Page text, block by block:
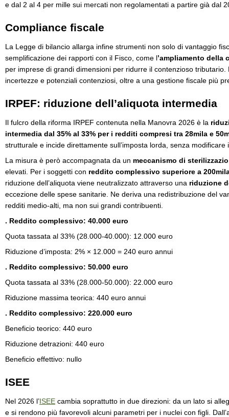
e dal 2 al 4 per mille sui mercati non regolamentati a partire già dal
Compliance fiscale
La Legge di bilancio allarga infine strumenti non solo di vantaggio
semplificazione dei rapporti con il Fisco, come l’ampliamento della
per imprese di grandi dimensioni per ridurre il contenzioso
incertezze e potenziali contenziosi, oltre a una gestione fiscale più
IRPEF: riduzione dell’aliquota intermedia
Il fulcro della riforma IRPEF contenuta nella Manovra 2026 è la
intermedia dal 35% al 33% per i redditi compresi tra 28mila e
strutturale e incide direttamente sull’imposta lorda, senza
La misura è però accompagnata da un meccanismo di
elevati. Per i soggetti con reddito complessivo superiore a
riduzione dell’aliquota viene neutralizzato attraverso una riduzione
eccezione delle spese sanitarie. Ne deriva una redistribuzione del
redditi medio-alti, ma non sui grandi contribuenti.
. Reddito complessivo: 40.000 euro
Quota tassata al 33% (28.000-40.000): 12.000 euro
Riduzione d’imposta: 2% × 12.000 = 240 euro annui
. Reddito complessivo: 50.000 euro
Quota tassata al 33% (28.000-50.000): 22.000 euro
Riduzione massima teorica: 440 euro annui
. Reddito complessivo: 220.000 euro
Beneficio teorico: 440 euro
Riduzione detrazioni: 440 euro
Beneficio effettivo: nullo
ISEE
Nel 2026 l’ISEE cambia soprattutto in due direzioni: da un lato si
e si rendono più favorevoli alcuni parametri per i nuclei con figli.